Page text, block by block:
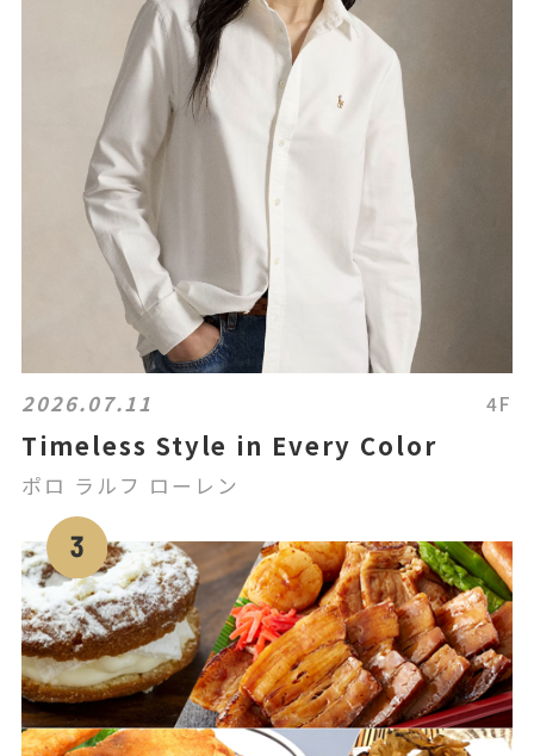
2026.07.11 4F
Timeless Style in Every Color
ポロ ラルフ ローレン